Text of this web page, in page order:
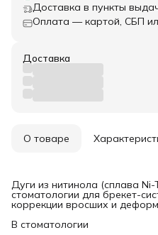
Доставка в пункты
Оплата — картой, СБП
Доставка
О товаре
Дуги из нитинола (сплава Ni-
стоматологии для брекет-
коррекции вросших и
В стоматологии